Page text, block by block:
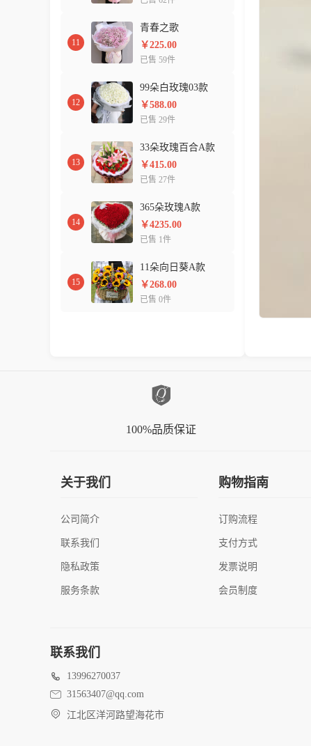
11
青春之歌
￥225.00
已售 59件
12
99朵白玫瑰03款
￥588.00
已售 29件
13
33朵玫瑰百合A款
￥415.00
已售 27件
14
365朵玫瑰A款
￥4235.00
已售 1件
15
11朵向日葵A款
￥268.00
已售 0件
100%品质保证
关于我们
公司简介
联系我们
隐私政策
服务条款
购物指南
订购流程
支付方式
发票说明
会员制度
联系我们
13996270037
31563407@qq.com
江北区洋河路望海花市